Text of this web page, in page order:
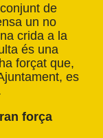
de
un no
crida a la
és una
forçat que,
es
força